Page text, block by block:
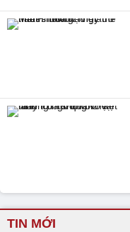
TIN MỚI